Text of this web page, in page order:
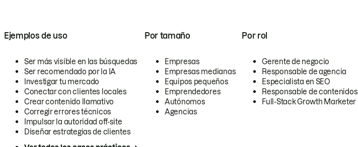
Ejemplos de uso
Ser más visible en las búsquedas
Ser recomendado por la IA
Investigar tu mercado
Conectar con clientes locales
Crear contenido llamativo
Corregir errores técnicos
Impulsar la autoridad off-site
Diseñar estrategias de clientes
Por tamaño
Empresas
Empresas medianas
Equipos pequeños
Emprendedores
Autónomos
Agencias
Por rol
Gerente de negocio
Responsable de agencia
Especialista en SEO
Responsable de contenidos
Full-Stack Growth Marketer